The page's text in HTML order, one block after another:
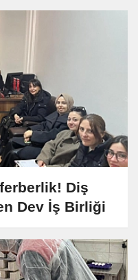
Diş
Dev İş Birliği